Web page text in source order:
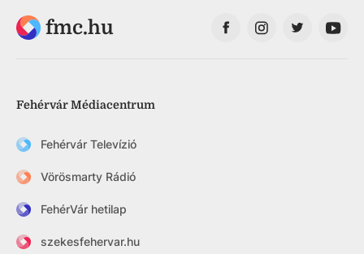
fmc.hu
Fehérvár Médiacentrum
Fehérvár Televízió
Vörösmarty Rádió
FehérVár hetilap
szekesfehervar.hu